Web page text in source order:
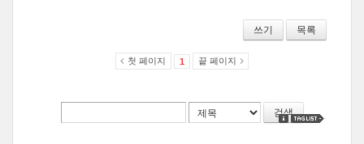
쓰기 목록
첫 페이지 1 끝 페이지
검색